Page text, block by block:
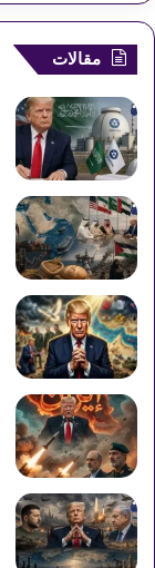
س
و
ك
مقالات